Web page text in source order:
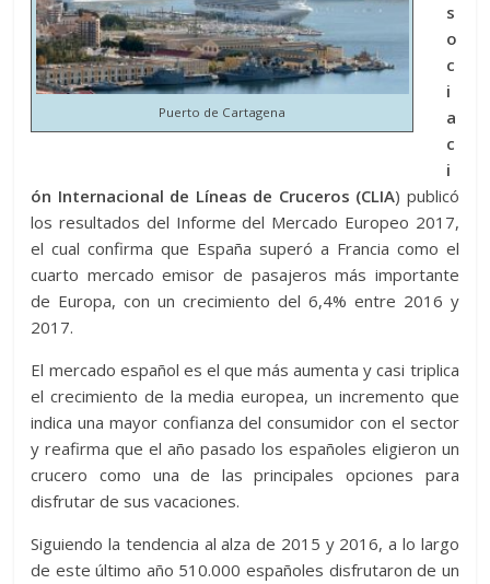
Puerto de Cartagena
s
o
c
i
a
c
i
ón Internacional de Líneas de Cruceros (CLIA) publicó
los resultados del Informe del Mercado Europeo 2017,
el cual confirma que España superó a Francia como el
cuarto mercado emisor de pasajeros más importante
de Europa, con un crecimiento del 6,4% entre 2016 y
2017.
El mercado español es el que más aumenta y casi triplica
el crecimiento de la media europea, un incremento que
indica una mayor confianza del consumidor con el sector
y reafirma que el año pasado los españoles eligieron un
crucero como una de las principales opciones para
disfrutar de sus vacaciones.
Siguiendo la tendencia al alza de 2015 y 2016, a lo largo
de este último año 510.000 españoles disfrutaron de un